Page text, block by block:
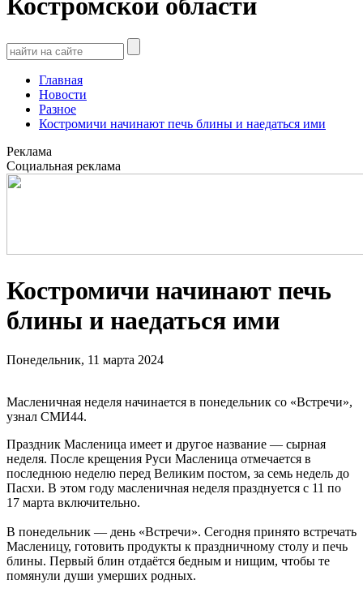
Главная
Новости
Разное
Костромичи начинают печь блины и наедаться ими
Реклама
Социальная реклама
Костромичи начинают печь
блины и наедаться ими
Понедельник, 11 марта 2024
Масленичная неделя начинается в понедельник со «Встречи»,
узнал СМИ44.
Праздник Масленица имеет и другое название — сырная
неделя. После крещения Руси Масленица отмечается в
последнюю неделю перед Великим постом, за семь недель до
Пасхи. В этом году масленичная неделя празднуется с 11 по
17 марта включительно.
В понедельник — день «Встречи». Сегодня принято встречать
Масленицу, готовить продукты к праздничному столу и печь
блины. Первый блин отдаётся бедным и нищим, чтобы те
помянули души умерших родных.